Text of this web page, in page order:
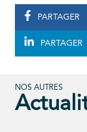
PARTAGER
PARTAGER
NOS AUTRES